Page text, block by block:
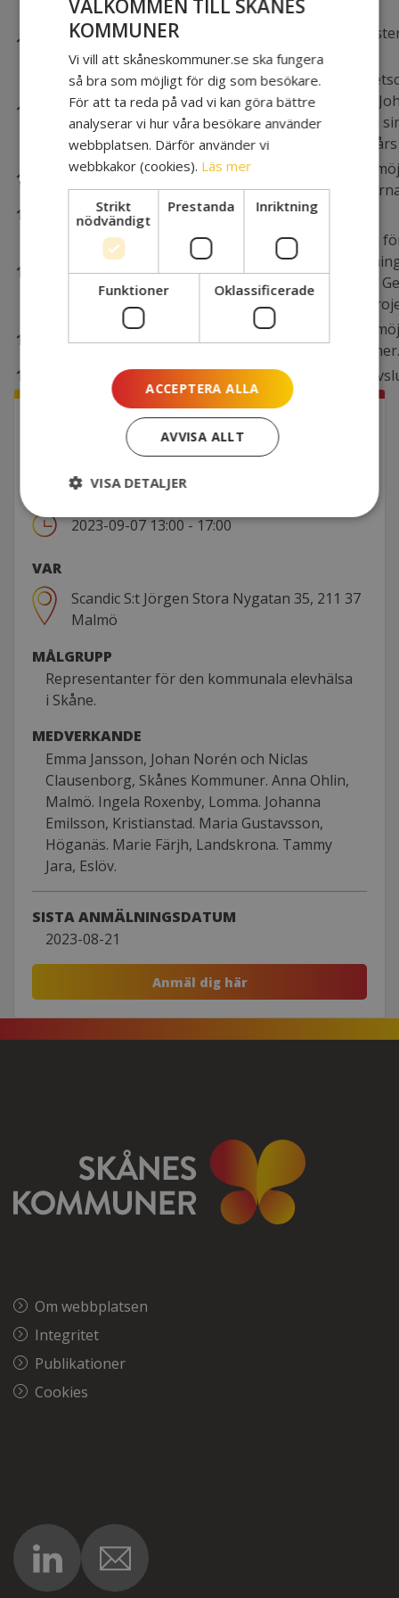
för eftermiddagen.
13:30
Inera
Inera presenterar
journalen.
14:00 Kristianstad
Malin Berg
medicinska insats) och
(systemförvaltare) dela
använt NPÖ under ett
14:30
Diskussion
Diskussionspunkt om
med NPÖ och 1177-
15:00
FIKA
15:30 Mina planer
Den regionala tjänsten
samverkan vid
planering presenteras.
och
16:15
Diskussion
Diskussionspunkt om
med tjänsten Mina planer.
16:45
Avslutning Sammanfattning och
EVENEMANGSINFO
2023-09-07 13:00 - 17:00
VAR
Scandic S:t Jörgen Stora Nygatan 35, 211 37
Malmö
MÅLGRUPP
Representanter för den kommunala elevhälsa
i Skåne.
MEDVERKANDE
Emma Jansson, Johan Norén och Niclas
Clausenborg, Skånes Kommuner. Anna Ohlin,
Malmö. Ingela Roxenby, Lomma. Johanna
Emilsson, Kristianstad. Maria Gustavsson,
Höganäs. Marie Färjh, Landskrona. Tammy
Jara, Eslöv.
SISTA ANMÄLNINGSDATUM
2023-08-21
Anmäl dig här
Om webbplatsen
Integritet
Publikationer
Cookies
VÄLKOMMEN TILL SKÅNES
KOMMUNER
Vi vill att skåneskommuner.se ska fungera
så bra som möjligt för dig som besökare.
För att ta reda på vad vi kan göra bättre
analyserar vi hur våra besökare använder
webbplatsen. Därför använder vi
webbkakor (cookies). Läs mer
Strikt
nödvändigt
Prestanda Inriktning
Funktioner Oklassificerade
ACCEPTERA ALLA
AVVISA ALLT
VISA DETALJER